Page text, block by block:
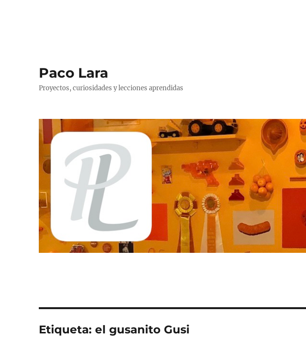
Paco Lara
Proyectos, curiosidades y lecciones aprendidas
Etiqueta:el gusanito Gusi